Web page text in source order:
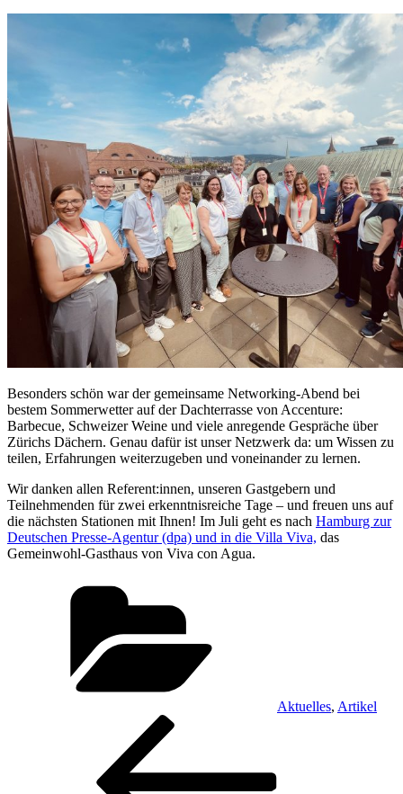
Besonders schön war der gemeinsame Networking-Abend bei
bestem Sommerwetter auf der Dachterrasse von Accenture:
Barbecue, Schweizer Weine und viele anregende Gespräche über
Zürichs Dächern. Genau dafür ist unser Netzwerk da: um Wissen zu
teilen, Erfahrungen weiterzugeben und voneinander zu lernen.
Wir danken allen Referent:innen, unseren Gastgebern und
Teilnehmenden für zwei erkenntnisreiche Tage – und freuen uns auf
die nächsten Stationen mit Ihnen! Im Juli geht es nach Hamburg zur
Deutschen Presse-Agentur (dpa) und in die Villa Viva, das
Gemeinwohl-Gasthaus von Viva con Agua.
Aktuelles, Artikel
Beitragsnavigation